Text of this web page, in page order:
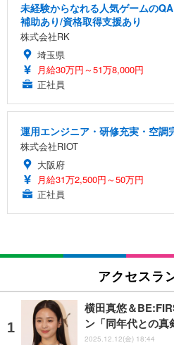
未経験からなれる人気ゲームの
補助あり/資格取得支援あり
株式会社RK
埼玉県
月給30万円～51万8,000円
正社員
運用エンジニア・研修充実・空調
株式会社RIOT
大阪府
月給31万2,500円～50万円
正社員
アクセスラ
横田真悠＆
ン「同年代との真
2025.12.12(金) 18:44